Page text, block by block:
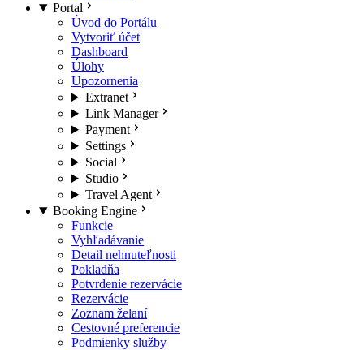
Portal
Úvod do Portálu
Vytvoriť účet
Dashboard
Úlohy
Upozornenia
Extranet
Link Manager
Payment
Settings
Social
Studio
Travel Agent
Booking Engine
Funkcie
Vyhľadávanie
Detail nehnuteľnosti
Pokladňa
Potvrdenie rezervácie
Rezervácie
Zoznam želaní
Cestovné preferencie
Podmienky služby